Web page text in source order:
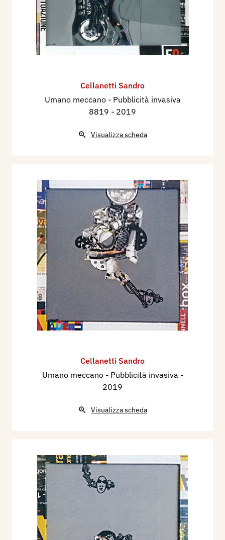
Cellanetti Sandro
Umano meccano - Pubblicità invasiva
8819 - 2019
Visualizza scheda
Cellanetti Sandro
Umano meccano - Pubblicità invasiva -
2019
Visualizza scheda